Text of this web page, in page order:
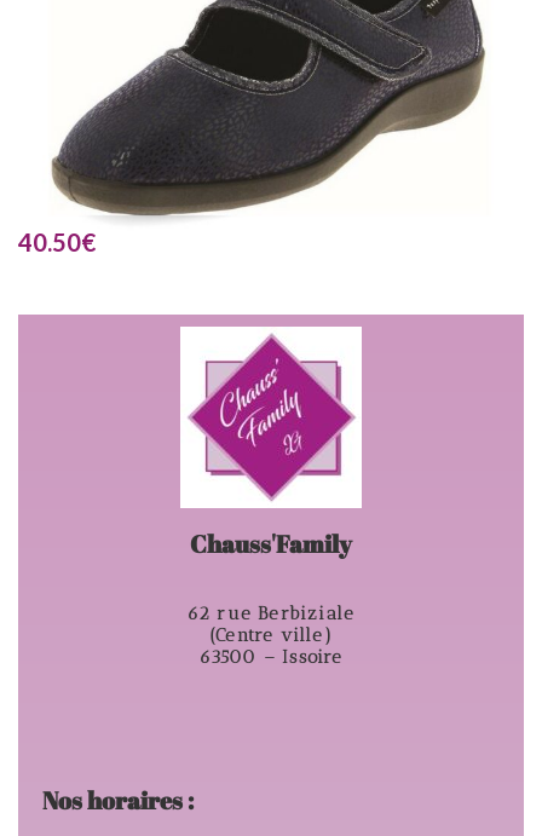
40.50€
Chauss'Family
62 rue Berbiziale
(Centre ville)
63500 – Issoire
Nos horaires :